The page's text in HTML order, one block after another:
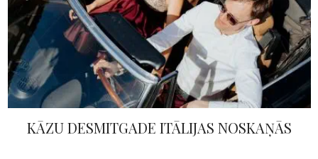
TAPIS UNIKĀLS PROJEKTS – SAVIENOJUMS /